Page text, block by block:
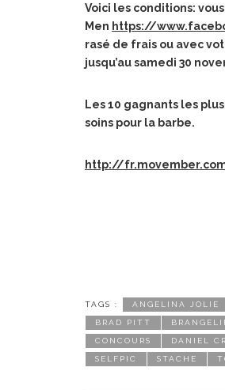
Voici les conditions:
Men https://
rasé de frais ou avec
jusqu’au samedi 30
Les 10 gagnants les
soins pour la barbe.
http://
TAGS : ANGELINA JOLIE
BRAD PITT
CONCOURS DANIEL
SELFPIC STACHE